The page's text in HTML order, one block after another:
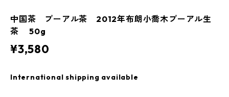
中国茶 プーアル茶 2012年布朗小喬木プーアル生
茶 50g
¥3,580
International shipping available